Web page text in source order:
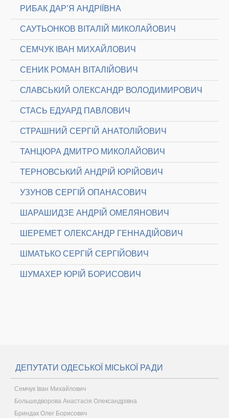
РИБАК ДАР’Я АНДРІЇВНА
САУТЬОНКОВ ВІТАЛІЙ МИКОЛАЙОВИЧ
СЕМЧУК ІВАН МИХАЙЛОВИЧ
СЕНИК РОМАН ВІТАЛІЙОВИЧ
СЛАВСЬКИЙ ОЛЕКСАНДР ВОЛОДИМИРОВИЧ
СТАСЬ ЕДУАРД ПАВЛОВИЧ
СТРАШНИЙ СЕРГІЙ АНАТОЛІЙОВИЧ
ТАНЦЮРА ДМИТРО МИКОЛАЙОВИЧ
ТЕРНОВСЬКИЙ АНДРІЙ ЮРІЙОВИЧ
УЗУНОВ СЕРГІЙ ОПАНАСОВИЧ
ШАРАШИДЗЕ АНДРІЙ ОМЕЛЯНОВИЧ
ШЕРЕМЕТ ОЛЕКСАНДР ГЕННАДІЙОВИЧ
ШМАТЬКО СЕРГІЙ СЕРГІЙОВИЧ
ШУМАХЕР ЮРІЙ БОРИСОВИЧ
ДЕПУТАТИ ОДЕСЬКОЇ МІСЬКОЇ РАДИ
Семчук Іван Михайлович
Большедворова Анастасія Олександрівна
Бриндак Олег Борисович